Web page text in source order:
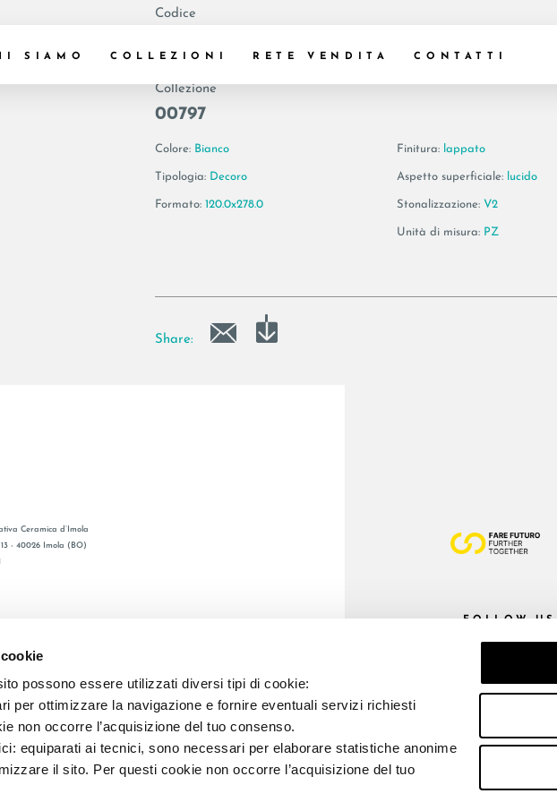
possono essere utilizzati diversi tipi di cookie:
per ottimizzare la navigazione e fornire eventuali servizi richiesti
non occorre l’acquisizione del tuo consenso.
equiparati ai tecnici, sono necessari per elaborare statistiche anonime
il sito. Per questi cookie non occorre l’acquisizione del tuo
SIAMO COLLEZIONI RETE VENDITA CONTATTI
Codice
Collezione
00797
Colore: Bianco
Tipologia: Decoro
Formato: 120.0x278.0
Finitura: lappato
Aspetto superficiale: lucido
Stonalizzazione: V2
Unità di misura: PZ
Share:
Ceramica d’Imola
- 40026 Imola (BO)
FOLLOW US
E REG. IMPR. BO 00286900378 R.E.A. BO 5545